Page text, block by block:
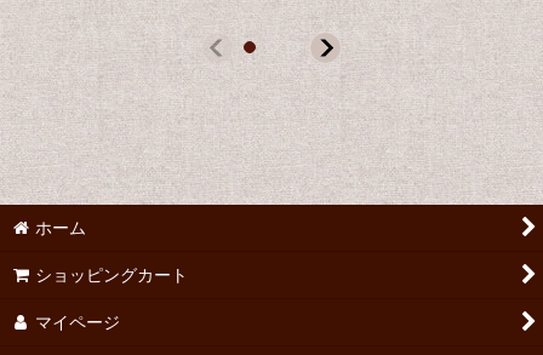
ホーム
ショッピングカート
マイページ